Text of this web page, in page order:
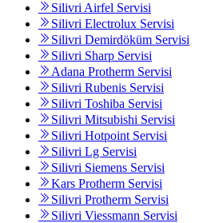
Silivri Airfel Servisi
Silivri Electrolux Servisi
Silivri Demirdöküm Servisi
Silivri Sharp Servisi
Adana Protherm Servisi
Silivri Rubenis Servisi
Silivri Toshiba Servisi
Silivri Mitsubishi Servisi
Silivri Hotpoint Servisi
Silivri Lg Servisi
Silivri Siemens Servisi
Kars Protherm Servisi
Silivri Protherm Servisi
Silivri Viessmann Servisi